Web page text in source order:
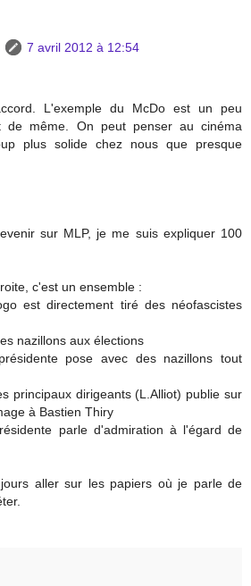
7 avril 2012 à 12:54
L'exemple du McDo est un peu
de même. On peut penser au cinéma
plus solide chez nous que presque
sur MLP, je me suis expliquer 100
c'est un ensemble :
est directement tiré des néofascistes
nazillons aux élections
pose avec des nazillons tout
principaux dirigeants (L.Alliot) publie sur
à Bastien Thiry
parle d'admiration à l'égard de
aller sur les papiers où je parle de